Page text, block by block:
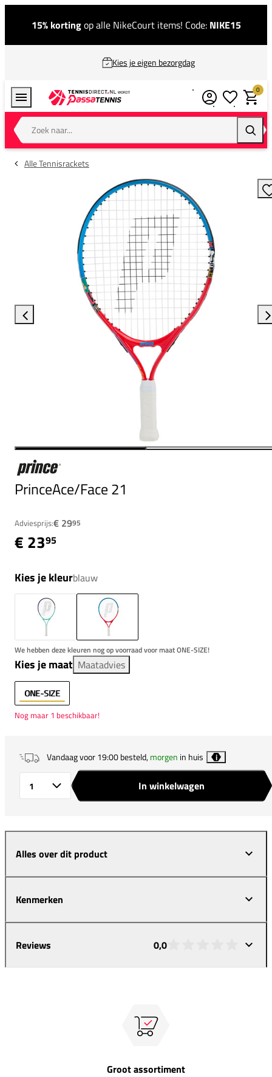
15% kortingop alle NikeCourt items! Code: NIKE15
Kies je eigen bezorgdag
Zoek naar...
0
Alle Tennisrackets
PrinceAce/Face 21
Adviesprijs:€ 2995
€ 2395
Kies je kleurblauw
We hebben deze kleuren nog op voorraad voor maat ONE-SIZE!
Kies je maat Maatadvies
ONE-SIZE
Nog maar 1 beschikbaar!
Vandaag voor 19:00 besteld,morgen in huis i
In winkelwagen
Alles over dit product
Kenmerken
Reviews 0,0
Groot assortiment